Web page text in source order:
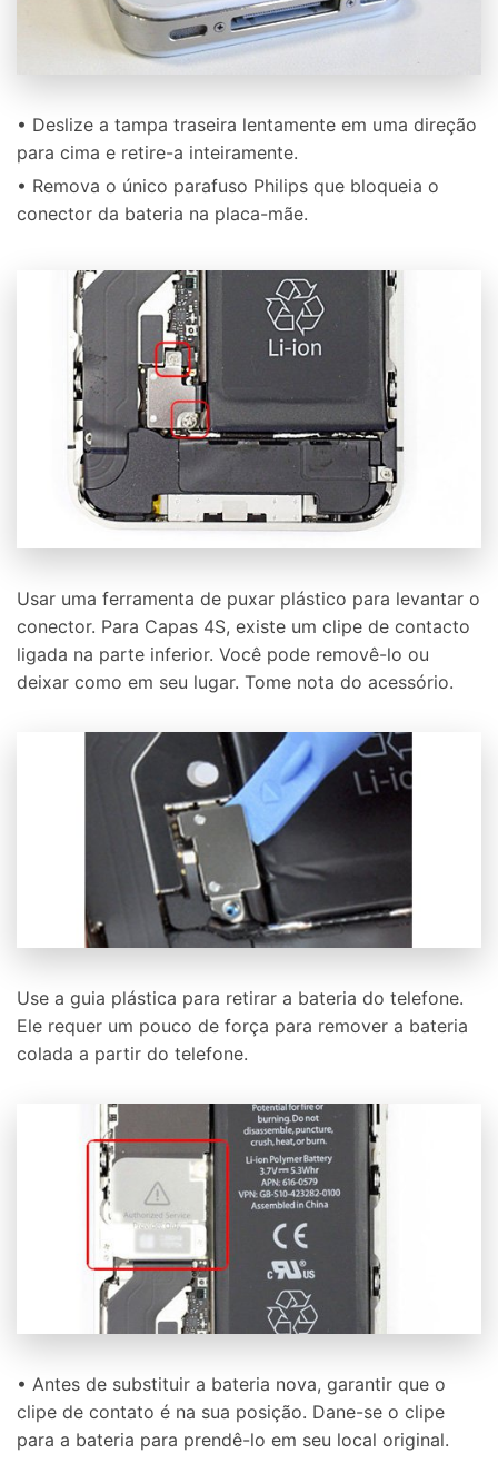
• Deslize a tampa traseira lentamente em uma direção
para cima e retire-a inteiramente.
• Remova o único parafuso Philips que bloqueia o
conector da bateria na placa-mãe.
Usar uma ferramenta de puxar plástico para levantar o
conector. Para Capas 4S, existe um clipe de contacto
ligada na parte inferior. Você pode removê-lo ou
deixar como em seu lugar. Tome nota do acessório.
Use a guia plástica para retirar a bateria do telefone.
Ele requer um pouco de força para remover a bateria
colada a partir do telefone.
• Antes de substituir a bateria nova, garantir que o
clipe de contato é na sua posição. Dane-se o clipe
para a bateria para prendê-lo em seu local original.